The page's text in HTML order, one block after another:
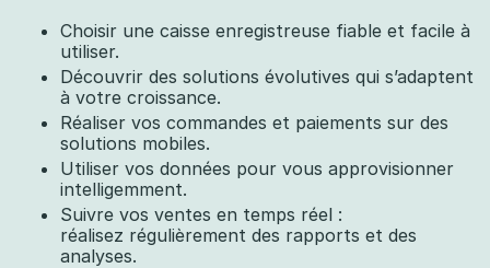
Choisir une caisse enregistreuse fiable et facile à
utiliser.
Découvrir des solutions évolutives qui s’adaptent
à votre croissance.
Réaliser vos commandes et paiements sur des
solutions mobiles.
Utiliser vos données pour vous approvisionner
intelligemment.
Suivre vos ventes en temps réel :
réalisez régulièrement des rapports et des
analyses.